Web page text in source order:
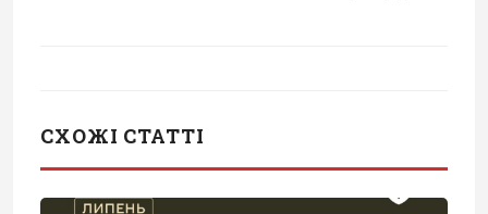
СХОЖІ СТАТТІ